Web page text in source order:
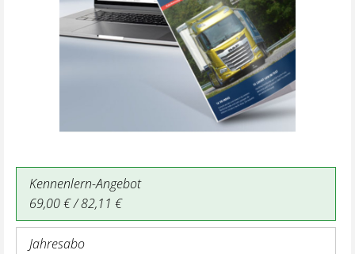
Kennenlern-Angebot
69,00 € / 82,11 €
Jahresabo